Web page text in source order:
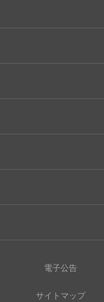
電子公告
サイトマップ